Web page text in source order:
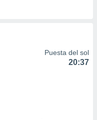
Puesta del sol
20:37